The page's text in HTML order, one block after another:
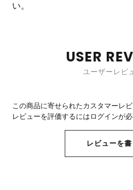
い。
USER
ユーザーレビ
この商品に寄せられたカスタマーレ
レビューを評価するにはログインが必
レビューを書